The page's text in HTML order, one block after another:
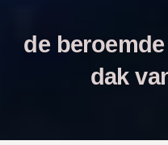
de
dak